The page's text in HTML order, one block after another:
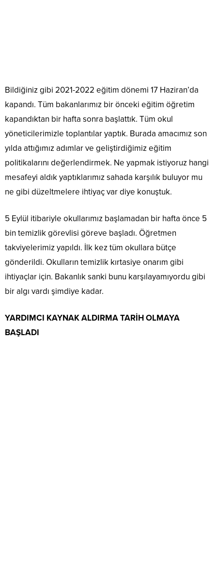
Bildiğiniz gibi 2021-2022 eğitim dönemi 17 Haziran’da
kapandı. Tüm bakanlarımız bir önceki eğitim öğretim
kapandıktan bir hafta sonra başlattık. Tüm okul
yöneticilerimizle toplantılar yaptık. Burada amacımız son
yılda attığımız adımlar ve geliştirdiğimiz eğitim
politikalarını değerlendirmek. Ne yapmak istiyoruz hangi
mesafeyi aldık yaptıklarımız sahada karşılık buluyor mu
ne gibi düzeltmelere ihtiyaç var diye konuştuk.
5 Eylül itibariyle okullarımız başlamadan bir hafta önce 5
bin temizlik görevlisi göreve başladı. Öğretmen
takviyelerimiz yapıldı. İlk kez tüm okullara bütçe
gönderildi. Okulların temizlik kırtasiye onarım gibi
ihtiyaçlar için. Bakanlık sanki bunu karşılayamıyordu gibi
bir algı vardı şimdiye kadar.
YARDIMCI KAYNAK ALDIRMA TARİH OLMAYA
BAŞLADI